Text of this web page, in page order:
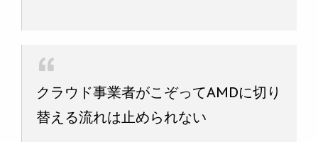
クラウド事業者がこぞってAMDに切り
替える流れは止められない